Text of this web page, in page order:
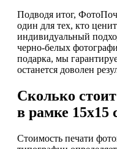
Подводя итог,
один для тех, кто
индивидуальный
черно-белых
подарка, мы
останется доволен
Сколько
в рамке 15х15
Стоимость печати